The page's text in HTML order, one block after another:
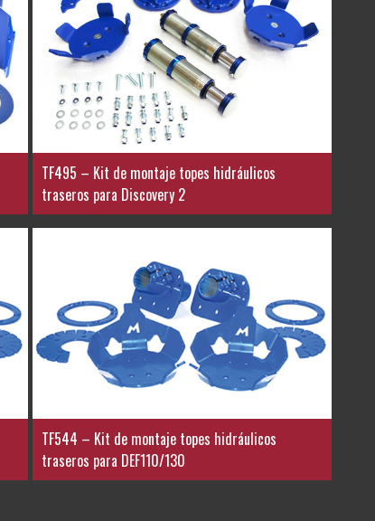
TF495 – Kit de montaje topes hidráulicos
traseros para Discovery 2
TF544 – Kit de montaje topes hidráulicos
traseros para DEF110/130